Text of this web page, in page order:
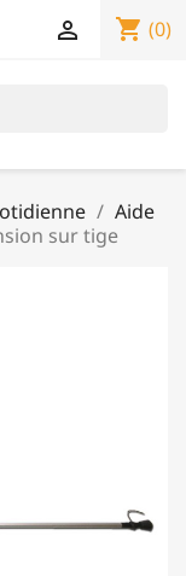
shopping_cart (0)

Aide
sur tige